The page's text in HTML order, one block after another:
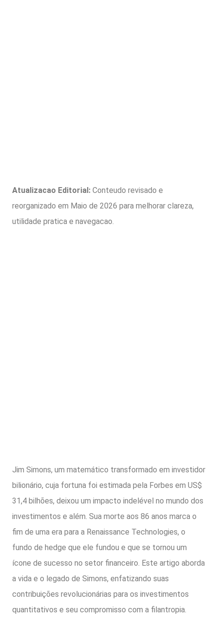
Atualizacao Editorial: Conteudo revisado e
reorganizado em Maio de 2026 para melhorar clareza,
utilidade pratica e navegacao.
Jim Simons, um matemático transformado em investidor
bilionário, cuja fortuna foi estimada pela Forbes em US$
31,4 bilhões, deixou um impacto indelével no mundo dos
investimentos e além. Sua morte aos 86 anos marca o
fim de uma era para a Renaissance Technologies, o
fundo de hedge que ele fundou e que se tornou um
ícone de sucesso no setor financeiro. Este artigo aborda
a vida e o legado de Simons, enfatizando suas
contribuições revolucionárias para os investimentos
quantitativos e seu compromisso com a filantropia.